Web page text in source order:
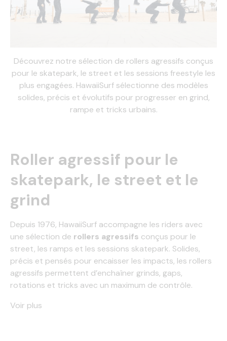
Découvrez notre sélection de rollers agressifs conçus
pour le skatepark, le street et les sessions freestyle les
plus engagées. HawaiiSurf sélectionne des modèles
solides, précis et évolutifs pour progresser en grind,
rampe et tricks urbains.
Roller agressif pour le
skatepark, le street et le
grind
Depuis 1976, HawaiiSurf accompagne les riders avec
une sélection de rollers agressifs conçus pour le
street, les ramps et les sessions skatepark. Solides,
précis et pensés pour encaisser les impacts, les rollers
agressifs permettent d’enchaîner grinds, gaps,
rotations et tricks avec un maximum de contrôle.
Voir plus